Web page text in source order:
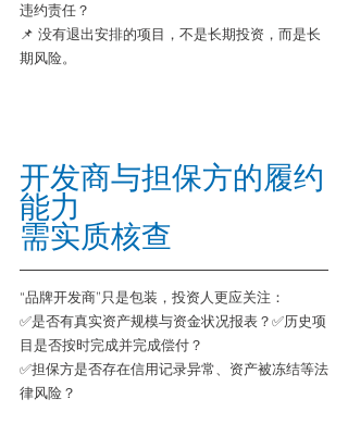
违约责任？
📌 没有退出安排的项目，不是长期投资，而是长
期风险。
开发商与担保方的履约
能力
需实质核查
“品牌开发商”只是包装，投资人更应关注：
✅是否有真实资产规模与资金状况报表？✅历史项
目是否按时完成并完成偿付？
✅担保方是否存在信用记录异常、资产被冻结等法
律风险？